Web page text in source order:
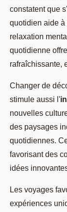
constatent que
quotidien aide à
relaxation
quotidienne
rafraîchissante,
Changer de
stimule aussi l'
nouvelles
des paysages
quotidiennes.
favorisant des
idées
Les voyages
expériences